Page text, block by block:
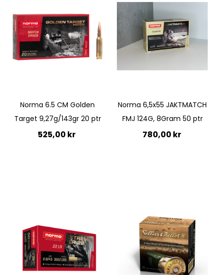
Quickview
Quickview
Norma 6.5 CM Golden
Target 9,27g/143gr 20 ptr
525,00 kr
Quickview
Norma 6,5x55 JAKTMATCH
FMJ 124G, 8Gram 50 ptr
780,00 kr
Quickview